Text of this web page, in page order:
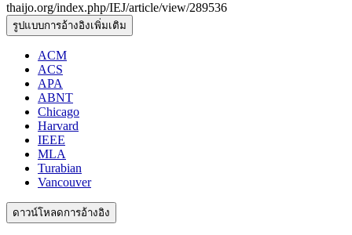
thaijo.org/index.php/IEJ/article/view/289536
รูปแบบการอ้างอิงเพิ่มเติม
ACM
ACS
APA
ABNT
Chicago
Harvard
IEEE
MLA
Turabian
Vancouver
ดาวน์โหลดการอ้างอิง